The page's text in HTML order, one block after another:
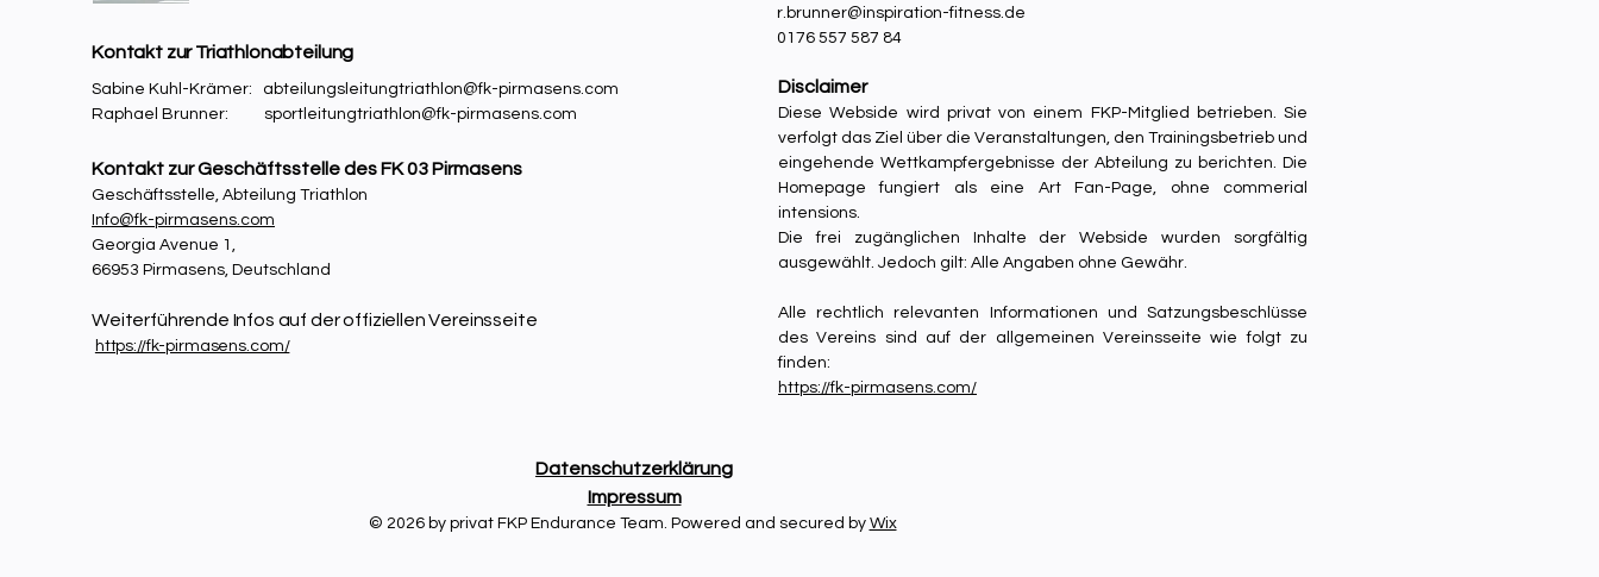
Sabine Kuhl-Krämer: abteilungsleitungtriathlon@fk-pirmasens.com
Raphael Brunner: sportleitungtriathlon@fk-pirmasens.com
Kontakt zur Triathlonabteilung
Kontakt zur Geschäftsstelle des FK 03 Pirmasens
Geschäftsstelle, Abteilung Triathlon
Info@fk-pirmasens.com
Georgia Avenue 1,
66953 Pirmasens, Deutschland
Weiterführende Infos auf der offiziellen Vereinsseite
https://fk-pirmasens.com/​
r.brunner@inspiration-fitness.de
0176 557 587 84
Disclaimer
Diese Webside wird privat von einem FKP-Mitglied betrieben. Sie
verfolgt das Ziel über die Veranstaltungen, den Trainingsbetrieb und
eingehende Wettkampfergebnisse der Abteilung zu berichten. Die
Homepage fungiert als eine Art Fan-Page, ohne commerial
intensions.
Die frei zugänglichen Inhalte der Webside wurden sorgfältig
ausgewählt. Jedoch gilt: Alle Angaben ohne Gewähr.
Alle rechtlich relevanten Informationen und Satzungsbeschlüsse
des Vereins sind auf der allgemeinen Vereinsseite wie folgt zu
finden:
https://fk-pirmasens.com/
Datenschutzerklärung
Impressum
© 2026 by privat FKP Endurance Team. Powered and secured by Wix